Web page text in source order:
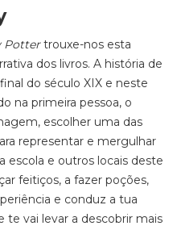
Pottertrouxe-nos esta
dos livros. A história de
do século XIX e neste
na primeira pessoa, o
escolher uma das
representar e mergulhar
escola e outros locais deste
feitiços, a fazer poções,
e conduz a tua
vai levar a descobrir mais